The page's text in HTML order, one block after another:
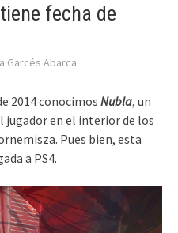
fecha de
Garcés Abarca
2014 conocimos Nubla, un
en el interior de los
Pues bien, esta
a PS4.